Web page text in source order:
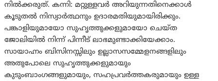
നില്‍ക്കരുത്. കന്നി: മറ്റുള്ളവർ അറിയുന്നതിനെക്കാൾ
കൂടുതൽ നിസ്വാർത്ഥനും ഉദാരമതിയുമായിരിക്കും.
പങ്കാളിയുമായോ സുഹൃത്തുക്കളുമായോ ചെയ്‌ത
ജോലിയിൽ നിന്ന് പിന്നീട് ലാഭമുണ്ടാക്കിയേക്കാം.
സായാഹ്നം ബിസിനസ്സിലും ഉല്ലാസസമ്മേളനങ്ങളിലും
അതുപോലെ സുഹൃത്തുക്കളുമായും
കുടുംബാംഗങ്ങളുമായും, സഹപ്രവർത്തകരുമായും ഉള്ള